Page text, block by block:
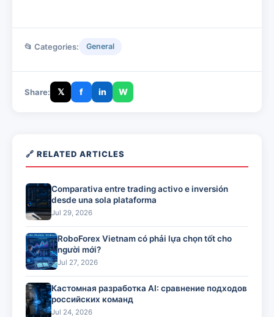
📂 Categories: General
Share: 𝕏 f in W
🔗 RELATED ARTICLES
Comparativa entre trading activo e inversión
desde una sola plataforma
Jul 29, 2026
RoboForex Vietnam có phải lựa chọn tốt cho
người mới?
Jul 27, 2026
Кастомная разработка AI: сравнение подходов
российских команд
Jul 24, 2026